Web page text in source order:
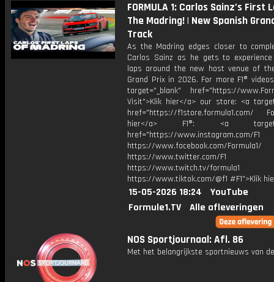
FORMULA 1: Carlos Sainz’s First
The Madring! | New Spanish
Track
As the Madring edges closer to
Carlos Sainz as he gets to
laps around the new host venue of
Grand Prix in 2026. For more F1®
target="_blank" href="https://
Visit">Klik hier</a> our store: <a
href="https://f1store.formula1.com/
hier</a> F1®: <a
href="https://www.instagram.com/F1
https://www.facebook.com/Formula1/
https://www.twitter.com/F1
https://www.twitch.tv/formula1
https://www.tiktok.com/@f1 #F1">Klik
15-05-2026 18:24
YouTube
Formule1.TV
Alle afleveringen
NOS Sportjournaal: Afl. 86
Met het belangrijkste sportnieuws van